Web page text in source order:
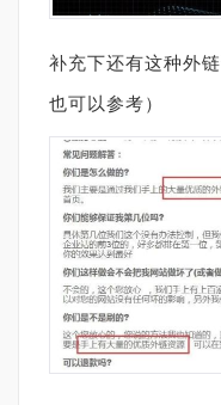
补充下还有这种外
也可以参考）